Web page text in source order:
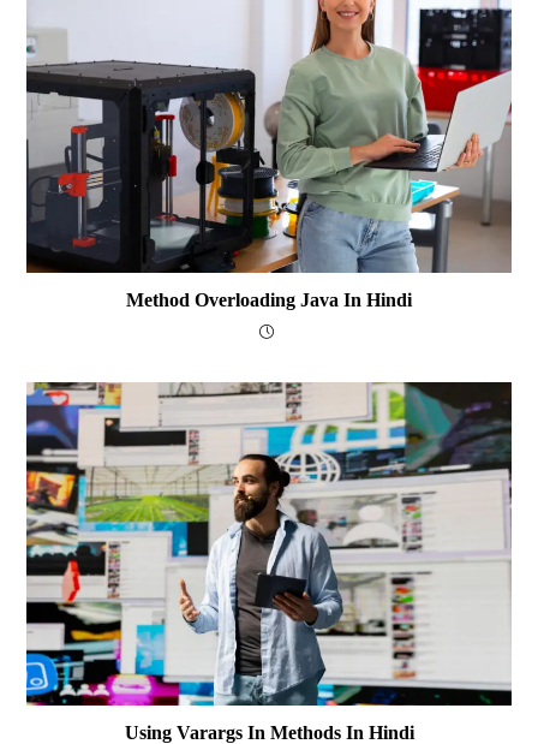
Method Overloading Java In Hindi
Using Varargs In Methods In Hindi